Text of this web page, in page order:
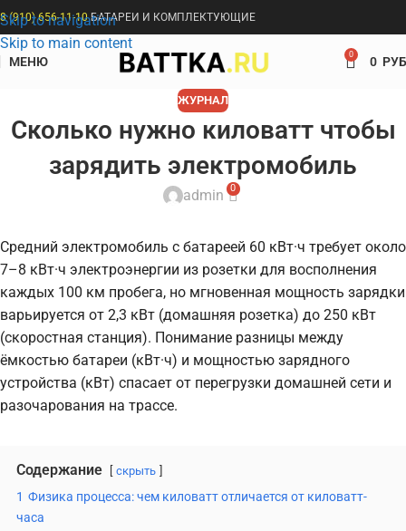
Skip to navigation
Skip to main content
8 (910) 656-11-10БАТАРЕИ И КОМПЛЕКТУЮЩИЕ
МЕНЮ 0 0
ЖУРНАЛ
Сколько нужно киловатт чтобы
зарядить электромобиль
admin 0
Средний электромобиль с батареей 60 кВт·ч требует около
7–8 кВт·ч электроэнергии из розетки для восполнения
каждых 100 км пробега, но мгновенная мощность зарядки
варьируется от 2,3 кВт (домашняя розетка) до 250 кВт
(скоростная станция). Понимание разницы между
ёмкостью батареи (кВт·ч) и мощностью зарядного
устройства (кВт) спасает от перегрузки домашней сети и
разочарования на трассе.
Содержание скрыть
1 Физика процесса: чем киловатт отличается от киловатт-
часа